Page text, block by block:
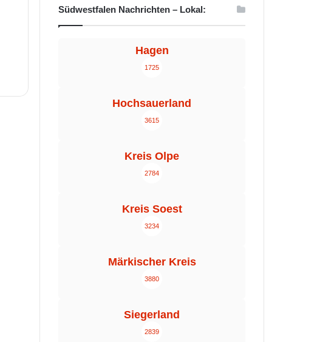
Südwestfalen Nachrichten – Lokal:
Hagen
1725
Hochsauerland
3615
Kreis Olpe
2784
Kreis Soest
3234
Märkischer Kreis
3880
Siegerland
2839